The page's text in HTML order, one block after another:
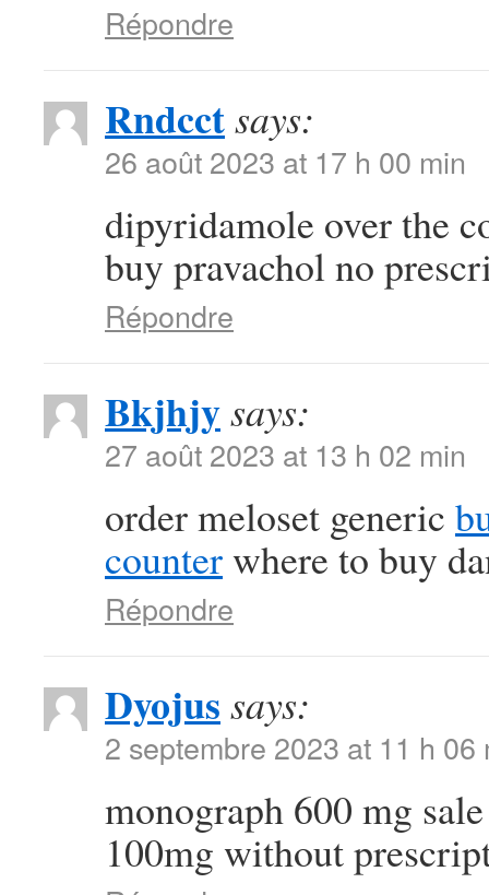
Répondre
Rndcctsays:
26 août 2023 at 17 h 00 min
dipyridamole over the
buy pravachol no
Répondre
Bkjhjysays:
27 août 2023 at 13 h 02 min
order meloset generic
counterwhere to buy
Répondre
Dyojus says:
2 septembre 2023 at 11 h 06
monograph 600 mg
100mg without